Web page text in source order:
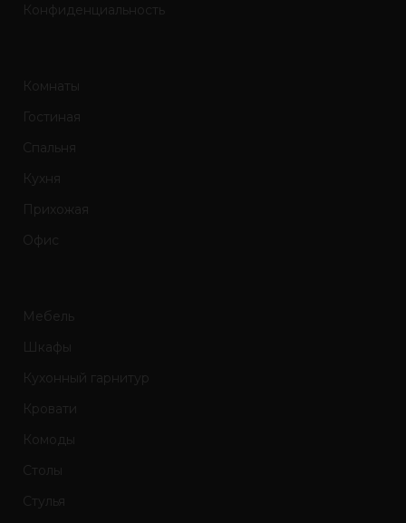
Конфиденциальность
Комнаты
Гостиная
Спальня
Кухня
Прихожая
Офис
Мебель
Шкафы
Кухонный гарнитур
Кровати
Комоды
Столы
Стулья